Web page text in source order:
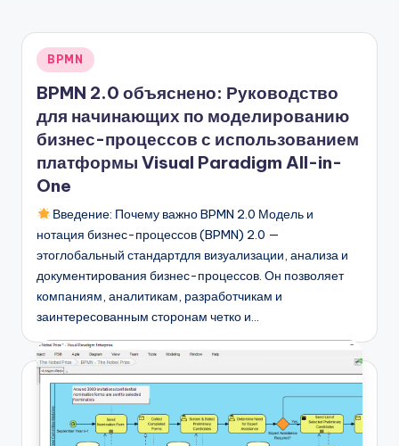
R
u
s
si
a
n
-
A
I,
S
o
f
t
Опубликовано
BPMN
BPMN 2.0 объяснено: Руководство
для начинающих по моделированию
бизнес-процессов с использованием
платформы Visual Paradigm All-in-
One
Введение: Почему важно BPMN 2.0 Модель и
нотация бизнес-процессов (BPMN) 2.0 —
этоглобальный стандартдля визуализации, анализа и
документирования бизнес-процессов. Он позволяет
компаниям, аналитикам, разработчикам и
заинтересованным сторонам четко и…